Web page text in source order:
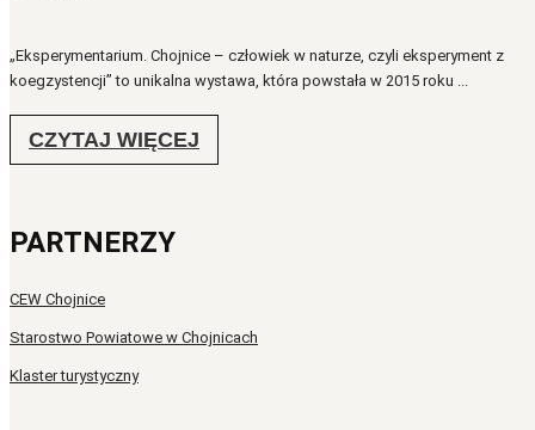
„Eksperymentarium. Chojnice – człowiek w naturze, czyli eksperyment z
koegzystencji” to unikalna wystawa, która powstała w 2015 roku ...
CZYTAJ WIĘCEJ
PARTNERZY
CEW Chojnice
Starostwo Powiatowe w Chojnicach
Klaster turystyczny